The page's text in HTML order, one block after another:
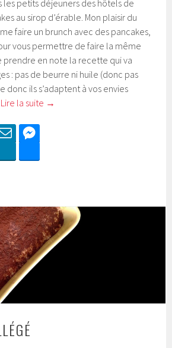
les petits déjeuners des hôtels de
au sirop d’érable. Mon plaisir du
faire un brunch avec des pancakes,
vous permettre de faire la même
prendre en note la recette qui va
: pas de beurre ni huile (donc pas
donc ils s’adaptent à vos envies
Lire la suite →